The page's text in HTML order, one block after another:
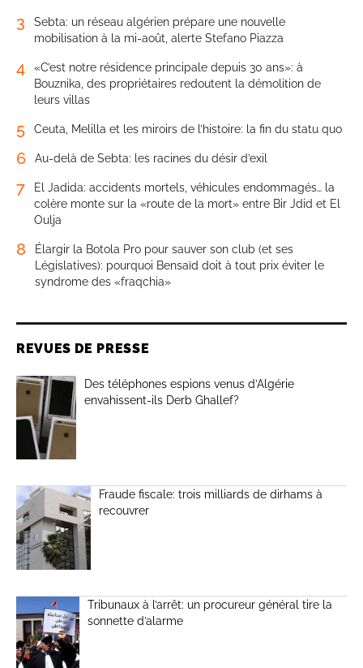
3
Sebta: un réseau algérien prépare une nouvelle
mobilisation à la mi-août, alerte Stefano Piazza
4
«C’est notre résidence principale depuis 30 ans»: à
Bouznika, des propriétaires redoutent la démolition de
leurs villas
5 Ceuta, Melilla et les miroirs de l’histoire: la fin du statu quo
6 Au-delà de Sebta: les racines du désir d’exil
7
El Jadida: accidents mortels, véhicules endommagés… la
colère monte sur la «route de la mort» entre Bir Jdid et El
Oulja
8
Élargir la Botola Pro pour sauver son club (et ses
Législatives): pourquoi Bensaïd doit à tout prix éviter le
syndrome des «fraqchia»
REVUES DE PRESSE
Des téléphones espions venus d’Algérie
envahissent-ils Derb Ghallef?
Fraude fiscale: trois milliards de dirhams à
recouvrer
Tribunaux à l’arrêt: un procureur général tire la
sonnette d’alarme